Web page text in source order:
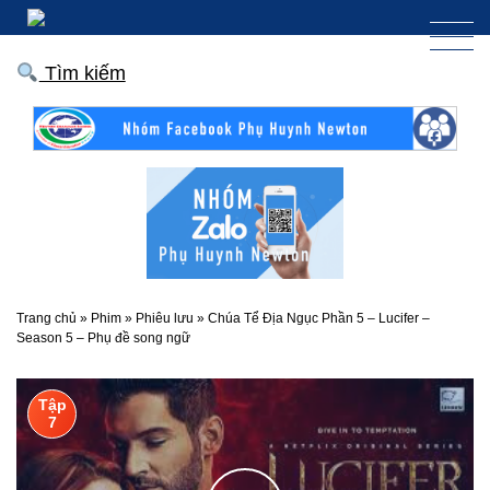
Tìm kiếm
Trang chủ » Phim » Phiêu lưu » Chúa Tể Địa Ngục Phần 5 – Lucifer –
Season 5 – Phụ đề song ngữ
Tập
7